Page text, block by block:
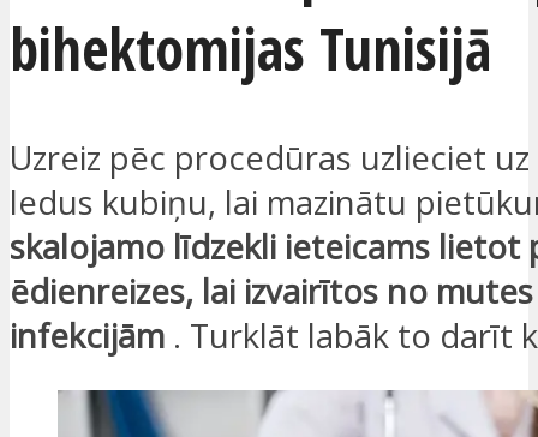
bihektomijas Tunisijā
Uzreiz pēc procedūras uzlieciet
ledus kubiņu, lai mazinātu
skalojamo līdzekli ieteicams lietot
ēdienreizes, lai izvairītos no
infekcijām . Turklāt labāk to darīt